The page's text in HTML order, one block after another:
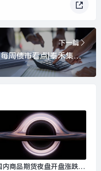
下一篇
每周债市看点|泰禾集团及实际控制人被列为失信被执行人，运达股份去年净利润同比下降26.87%|界面新闻
内商品期货夜盘开盘涨跌不